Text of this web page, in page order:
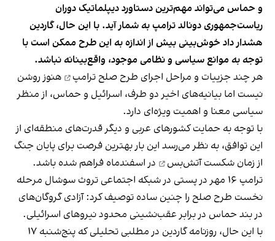
و حماس می‌تواند مهم‌ترین دستاورد دیپلماتیک دوران
ریاست‌جمهوری دونالد ترامپ به شمار آید. با این حال، گاردین
هشدار داد خوش‌بینی بیش از اندازه به این طرح ممکن است با
توجه به موانع سیاسی و نظامی موجود، واقع‌بینانه نباشد.
هر چند جزییات و مراحل اجرای طرح صلح ترامپ
هنوز روشن
نیست اما بیانیه‌های اخیر دو طرف، اسرائیل و حماس، از منظر
سیاسی معنا و اهمیت ویژه‌ای دارد.
با توجه به حمایت کشورهای عربی و دیگر قدرت‌های منطقه‌ای از
این توافق، به نظر می‌رسد این بار بهترین فرصت برای پایان جنگ
از زمان شکست آتش‌بس
در اسفندماه فراهم شده باشد.
ترامپ ۱۶ مهر در پستی در شبکه اجتماعی تروث سوشال مرحله
نخست طرح صلح را چنین ساده توصیف کرد: آزادی گروگان‌های
در بند حماس در برابر عقب‌نشینی محدود نیروهای اسرائیلی.
با این حال، روزنامه گاردین در مطلبی تحلیلی که پنج‌شنبه ۱۷